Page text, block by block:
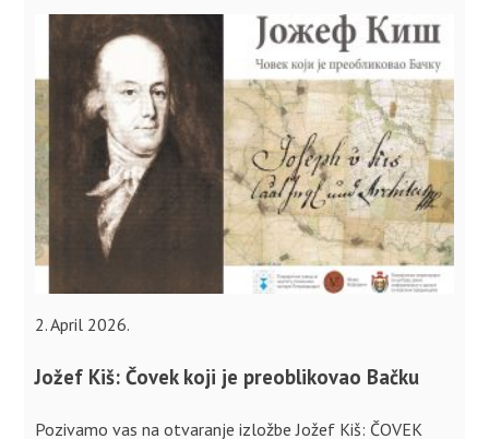
2. April 2026.
Jožef Kiš: Čovek koji je preoblikovao Bačku
Pozivamo vas na otvaranje izložbe Jožef Kiš: ČOVEK